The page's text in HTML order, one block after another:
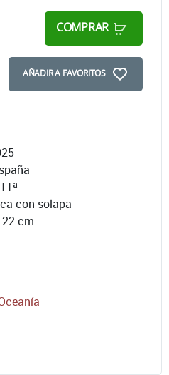
COMPRAR
AÑADIR A FAVORITOS
11ª
con solapa
cm